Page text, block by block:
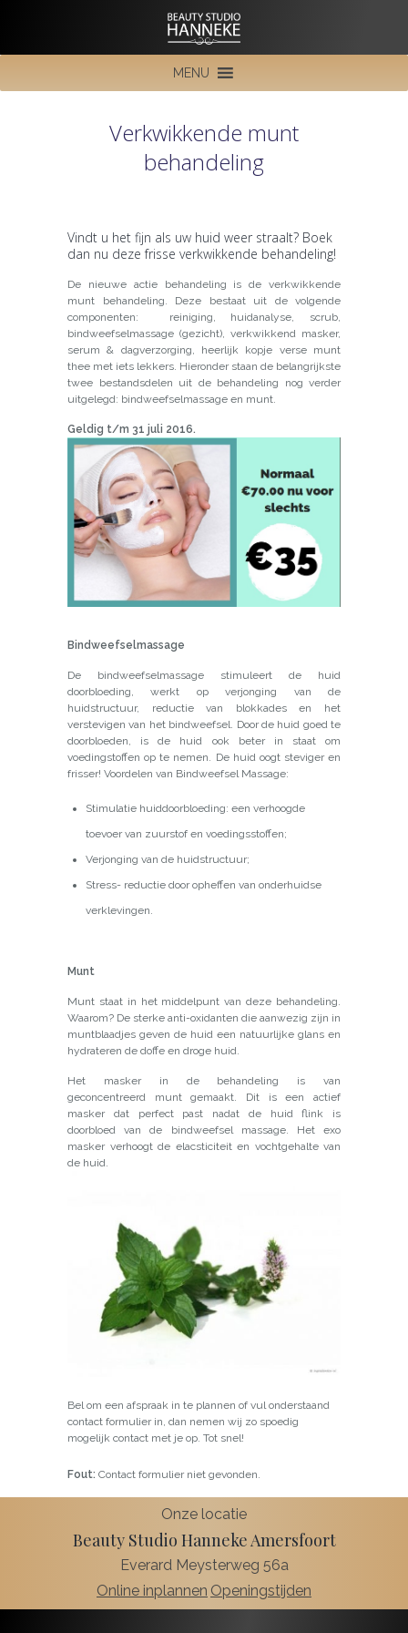
MENU
Verkwikkende munt
behandeling
Vindt u het fijn als uw huid weer straalt? Boek
dan nu deze frisse verkwikkende behandeling!
De nieuwe actie behandeling is de verkwikkende
munt behandeling. Deze bestaat uit de volgende
componenten: reiniging, huidanalyse, scrub,
bindweefselmassage (gezicht), verkwikkend masker,
serum & dagverzorging, heerlijk kopje verse munt
thee met iets lekkers. Hieronder staan de belangrijkste
twee bestandsdelen uit de behandeling nog verder
uitgelegd: bindweefselmassage en munt.
Geldig t/m 31 juli 2016.
Bindweefselmassage
De bindweefselmassage stimuleert de huid
doorbloeding, werkt op verjonging van de
huidstructuur, reductie van blokkades en het
verstevigen van het bindweefsel. Door de huid goed te
doorbloeden, is de huid ook beter in staat om
voedingstoffen op te nemen. De huid oogt steviger en
frisser! Voordelen van Bindweefsel Massage:
Stimulatie huiddoorbloeding: een verhoogde
toevoer van zuurstof en voedingsstoffen;
Verjonging van de huidstructuur;
Stress- reductie door opheffen van onderhuidse
verklevingen.
Munt
Munt staat in het middelpunt van deze behandeling.
Waarom? De sterke anti-oxidanten die aanwezig zijn in
muntblaadjes geven de huid een natuurlijke glans en
hydrateren de doffe en droge huid.
Het masker in de behandeling is van
geconcentreerd munt gemaakt. Dit is een actief
masker dat perfect past nadat de huid flink is
doorbloed van de bindweefsel massage. Het exo
masker verhoogt de elacsticiteit en vochtgehalte van
de huid.
Bel om een afspraak in te plannen of vul onderstaand
contact formulier in, dan nemen wij zo spoedig
mogelijk contact met je op. Tot snel!
Fout: Contact formulier niet gevonden.
Onze locatie
Beauty Studio Hanneke Amersfoort
Everard Meysterweg 56a
Online inplannen Openingstijden